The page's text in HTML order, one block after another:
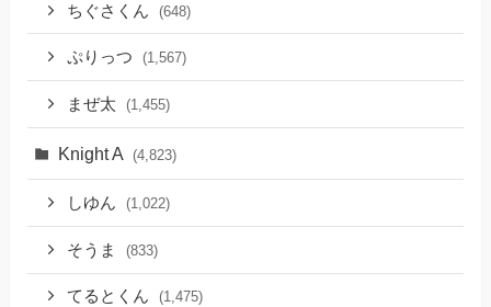
ちぐさくん (648)
ぷりっつ (1,567)
まぜ太 (1,455)
Knight A (4,823)
しゆん (1,022)
そうま (833)
てるとくん (1,475)